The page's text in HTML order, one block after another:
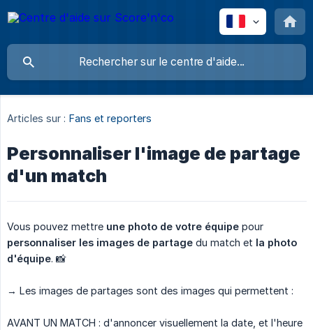
Articles sur : Fans et reporters
Personnaliser l'image de partage
d'un match
Vous pouvez mettre une photo de votre équipe pour
personnaliser les images de partage du match et la photo
d'équipe. 📸
→ Les images de partages sont des images qui permettent :
AVANT UN MATCH : d'annoncer visuellement la date, et l'heure